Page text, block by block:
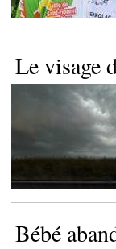
Le visage
Bébé